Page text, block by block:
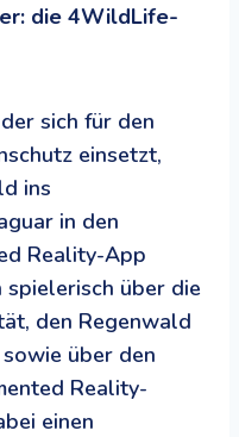
die 4WildLife-
sich für den
einsetzt,
ins
in den
Reality-App
über die
den Regenwald
über den
Reality-
einen